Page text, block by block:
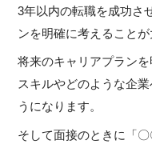
3年以内の転職を成功さ
ンを明確に考えることが
将来のキャリアプラン
スキルやどのような企
うになります。
そして面接のときに「